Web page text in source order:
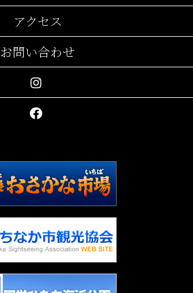
アクセス
お問い合わせ